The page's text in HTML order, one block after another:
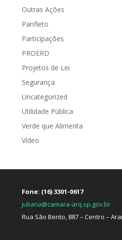
Outras Ações
Panfleto
Participações
PROERD
Projetos de Lei
Segurança
Uncategorized
Utilidade Pública
Verde que Alimenta
Vídeo
Fone: (16) 3301-0617
juliana@camara-arq.sp.gov.br
Rua São Bento, 887 – Centro –